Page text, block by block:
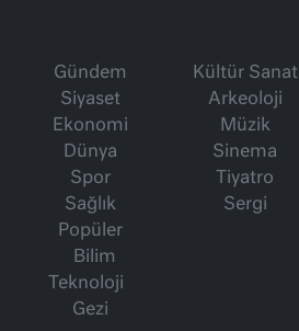
Gündem
Siyaset
Ekonomi
Dünya
Spor
Sağlık
Popüler
Bilim
Teknoloji
Gezi
Kültür Sanat
Arkeoloji
Müzik
Sinema
Tiyatro
Sergi